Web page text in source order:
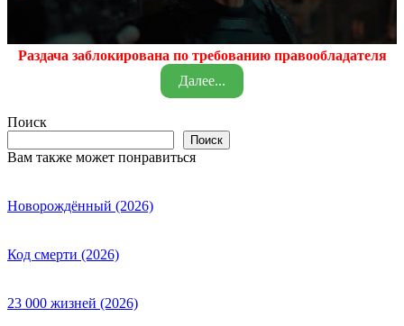
Раздача заблокирована по требованию правообладателя
Далее...
Поиск
Поиск
Вам также может понравиться
Новорождённый (2026)
Код смерти (2026)
23 000 жизней (2026)